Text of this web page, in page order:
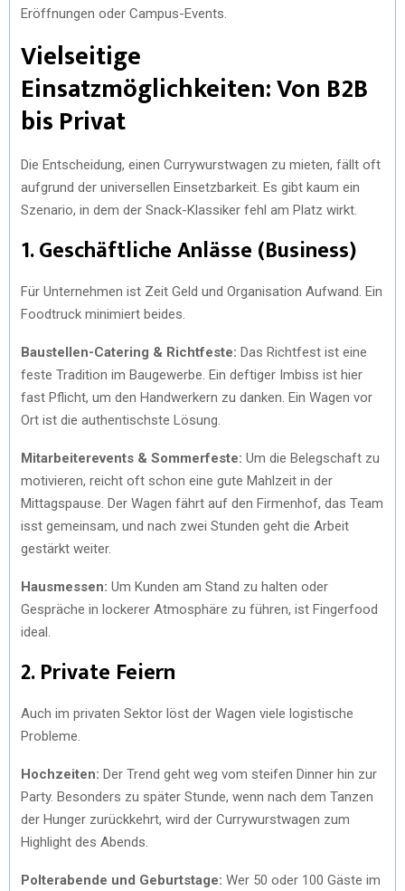
Eröffnungen oder Campus-Events.
Vielseitige
Einsatzmöglichkeiten: Von B2B
bis Privat
Die Entscheidung, einen Currywurstwagen zu mieten, fällt oft
aufgrund der universellen Einsetzbarkeit. Es gibt kaum ein
Szenario, in dem der Snack-Klassiker fehl am Platz wirkt.
1. Geschäftliche Anlässe (Business)
Für Unternehmen ist Zeit Geld und Organisation Aufwand. Ein
Foodtruck minimiert beides.
Baustellen-Catering & Richtfeste: Das Richtfest ist eine
feste Tradition im Baugewerbe. Ein deftiger Imbiss ist hier
fast Pflicht, um den Handwerkern zu danken. Ein Wagen vor
Ort ist die authentischste Lösung.
Mitarbeiterevents & Sommerfeste: Um die Belegschaft zu
motivieren, reicht oft schon eine gute Mahlzeit in der
Mittagspause. Der Wagen fährt auf den Firmenhof, das Team
isst gemeinsam, und nach zwei Stunden geht die Arbeit
gestärkt weiter.
Hausmessen: Um Kunden am Stand zu halten oder
Gespräche in lockerer Atmosphäre zu führen, ist Fingerfood
ideal.
2. Private Feiern
Auch im privaten Sektor löst der Wagen viele logistische
Probleme.
Hochzeiten: Der Trend geht weg vom steifen Dinner hin zur
Party. Besonders zu später Stunde, wenn nach dem Tanzen
der Hunger zurückkehrt, wird der Currywurstwagen zum
Highlight des Abends.
Polterabende und Geburtstage: Wer 50 oder 100 Gäste im